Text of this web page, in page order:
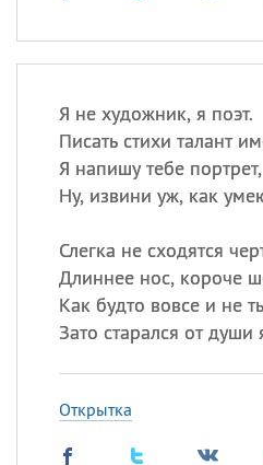
Я не художник, я поэт.
Писать стихи талант
Я напишу тебе портрет,
Ну, извини уж, как
Слегка не сходятся
Длиннее нос, короче
Как будто вовсе и не
Зато старался от души
Открытка